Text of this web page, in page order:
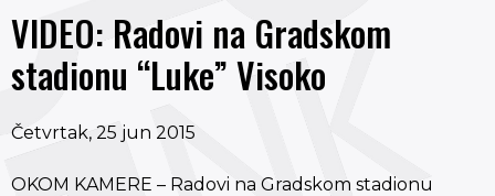
VIDEO: Radovi na Gradskom
stadionu “Luke” Visoko
Četvrtak, 25 jun 2015
OKOM KAMERE – Radovi na Gradskom stadionu